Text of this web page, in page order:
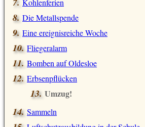
Kohlenferien
Die Metallspende
Eine ereignisreiche Woche
Fliegeralarm
Bomben auf Oldesloe
Erbsenpflücken
Umzug!
Sammeln